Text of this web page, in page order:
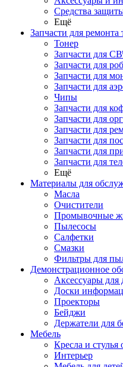
Средства
Ещё
Запчасти для ремонта
Тонер
Запчасти для
Запчасти для
Запчасти для
Запчасти для
Чипы
Запчасти для
Запчасти для
Запчасти для
Запчасти для
Запчасти для
Запчасти для
Ещё
Материалы для
Масла
Очистители
Промывочные
Пылесосы
Салфетки
Смазки
Фильтры для
Демонстрационное
Аксессуары для
Доски
Проекторы
Бейджи
Держатели для
Мебель
Кресла и
Интерьер